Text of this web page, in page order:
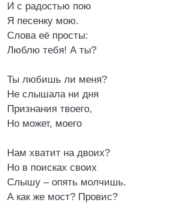
И с радостью пою
Я песенку мою.
Слова её просты:
Люблю тебя! А ты?
Ты любишь ли меня?
Не слышала ни дня
Признания твоего,
Но может, моего
Нам хватит на двоих?
Но в поисках своих
Слышу – опять молчишь.
А как же мост? Провис?